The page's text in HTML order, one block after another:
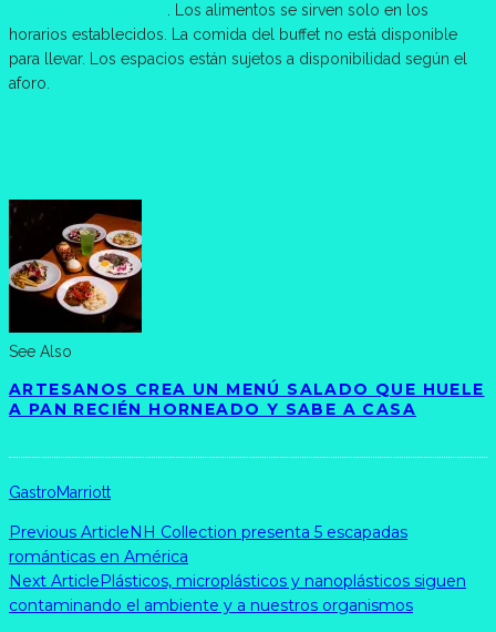
. Los alimentos se sirven solo en los
horarios establecidos. La comida del buffet no está disponible
para llevar. Los espacios están sujetos a disponibilidad según el
aforo.
See Also
ARTESANOS CREA UN MENÚ SALADO QUE HUELE
A PAN RECIÉN HORNEADO Y SABE A CASA
GastroMarriott
Previous Article NH Collection presenta 5 escapadas
románticas en América
Next Article Plásticos, microplásticos y nanoplásticos siguen
contaminando el ambiente y a nuestros organismos